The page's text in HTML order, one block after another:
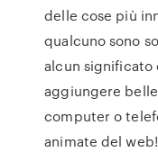
delle cose più
qualcuno sono
alcun significato
aggiungere
computer o
animate del